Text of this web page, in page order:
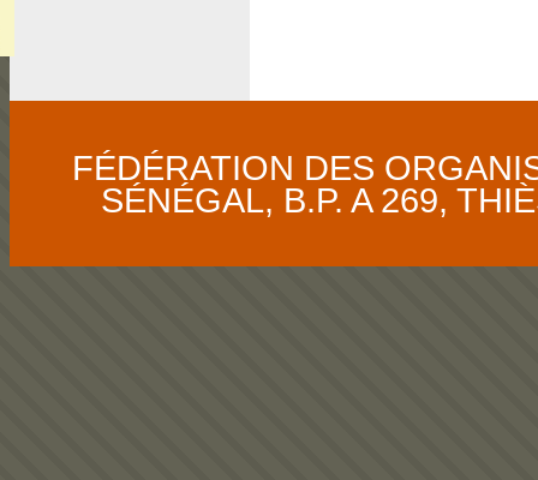
FÉDÉRATION DES
SÉNÉGAL, B.P. A 269,